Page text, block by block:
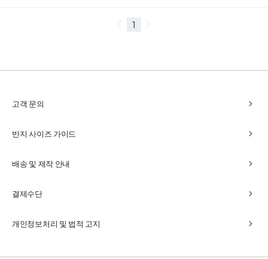
고객 문의 chevron_right
반지 사이즈 가이드 chevron_right
배송 및 제작 안내 chevron_right
결제수단 chevron_right
개인정보처리 및 법적 고지 chevron_right